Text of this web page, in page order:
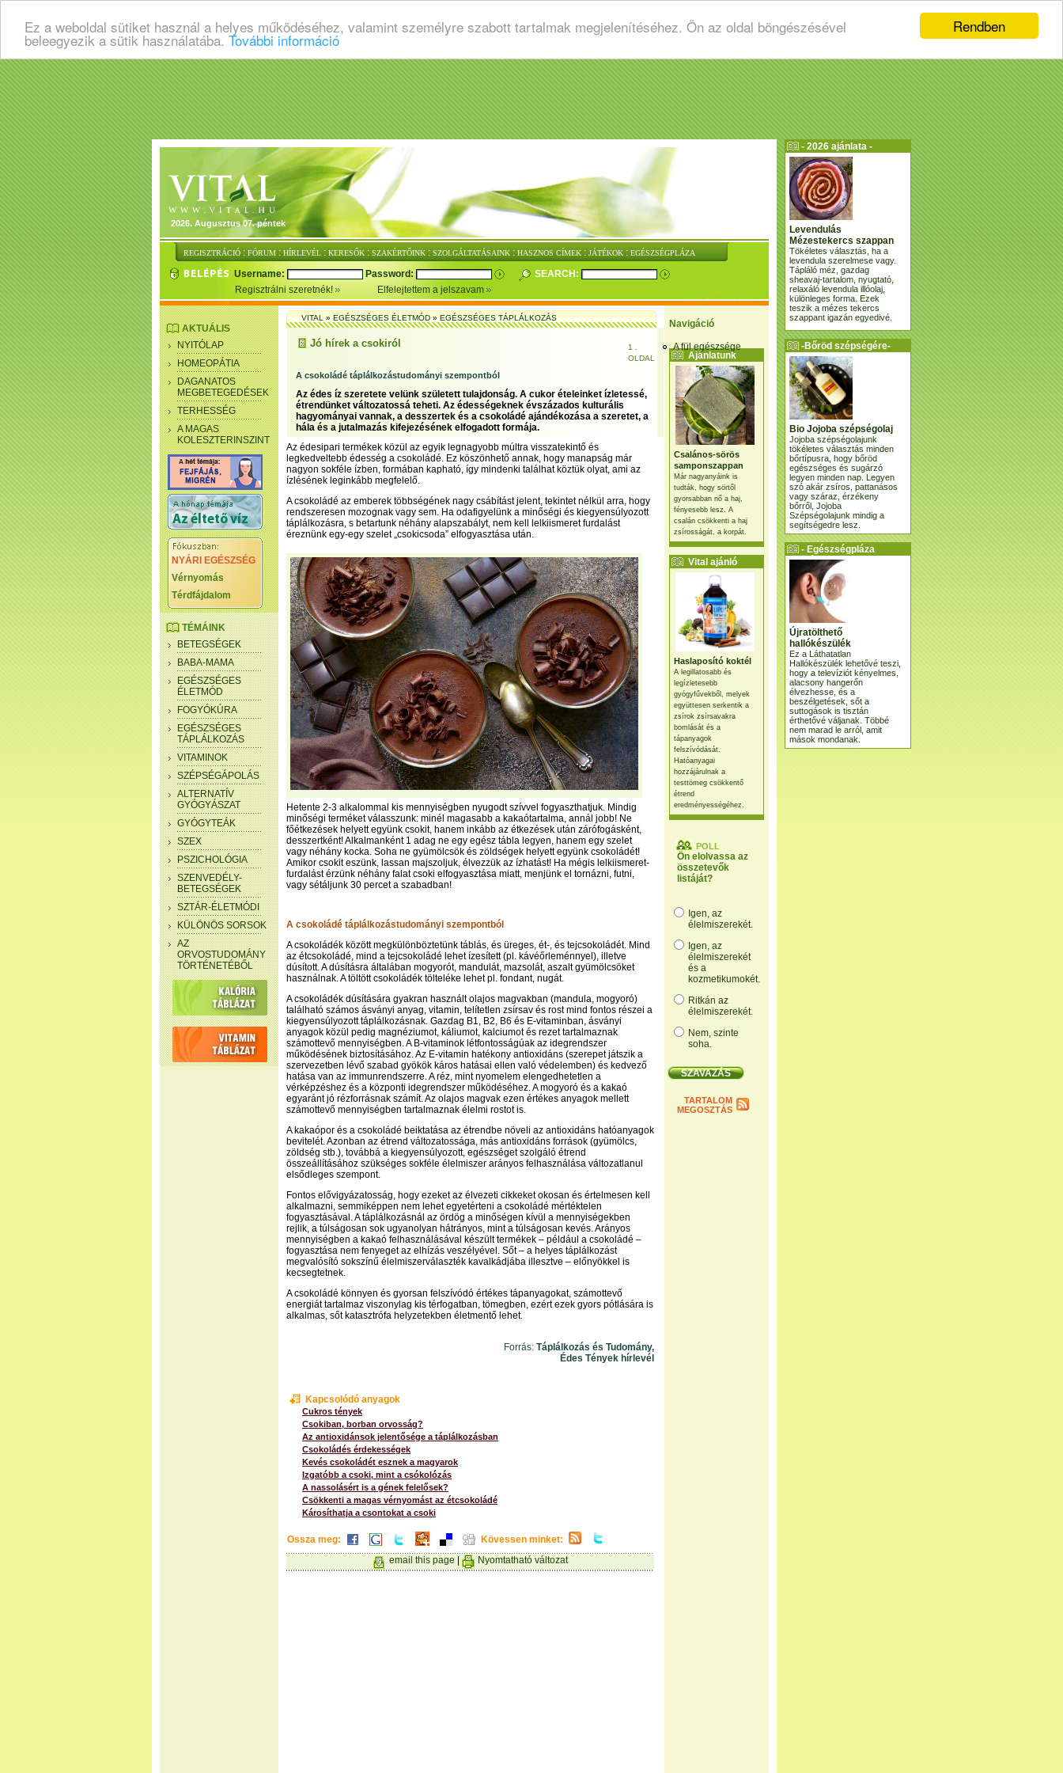
Rendben
Ez a weboldal sütiket használ a helyes működéséhez, valamint személyre szabott tartalmak megjelenítéséhez. Ön az oldal böngészésével
beleegyezik a sütik használatába. További információ
2026. Augusztus 07. péntek
REGISZTRÁCIÓ : FÓRUM : HÍRLEVÉL : KERESŐK : SZAKÉRTŐINK : SZOLGÁLTATÁSAINK : HASZNOS CÍMEK : JÁTÉKOK : EGÉSZSÉGPLÁZA
Username: Password:
SEARCH:
Regisztrálni szeretnék!
Elfelejtettem a jelszavam
Navigáció
A fül egészsége
Ajánlatunk
Csalános-sörös
samponszappan
Már nagyanyáink is
tudták, hogy sörtől
gyorsabban nő a haj,
fényesebb lesz. A
csalán csökkenti a haj
zsírosságát, a korpát.
Vital ajánló
Haslaposító koktél
A legillatosabb és
legízletesebb
gyógyfűvekből, melyek
együttesen serkentik a
zsírok zsírsavakra
bomlását és a
tápanyagok
felszívódását.
Hatóanyagai
hozzájárulnak a
testtömeg csökkentő
étrend
eredményességéhez.
POLL
Ön elolvassa az
összetevők
listáját?
Igen, az
élelmiszerekét.
Igen, az
élelmiszerekét
és a
kozmetikumokét.
Ritkán az
élelmiszerekét.
Nem, szinte
soha.
TARTALOM
MEGOSZTÁS
AKTUÁLIS
NYITÓLAP
HOMEOPÁTIA
DAGANATOS
MEGBETEGEDÉSEK
TERHESSÉG
A MAGAS
KOLESZTERINSZINT
NYÁRI EGÉSZSÉG
Vérnyomás
Térdfájdalom
TÉMÁINK
BETEGSÉGEK
BABA-MAMA
EGÉSZSÉGES
ÉLETMÓD
FOGYÓKÚRA
EGÉSZSÉGES
TÁPLÁLKOZÁS
VITAMINOK
SZÉPSÉGÁPOLÁS
ALTERNATÍV
GYÓGYÁSZAT
GYÓGYTEÁK
SZEX
PSZICHOLÓGIA
SZENVEDÉLY-
BETEGSÉGEK
SZTÁR-ÉLETMÓDI
KÜLÖNÖS SORSOK
AZ
ORVOSTUDOMÁNY
TÖRTÉNETÉBŐL
VITAL»EGÉSZSÉGES ÉLETMÓD»EGÉSZSÉGES TÁPLÁLKOZÁS
Jó hírek a csokiról
1 .
OLDAL
A csokoládé táplálkozástudományi szempontból
Az édes íz szeretete velünk született tulajdonság. A cukor ételeinket ízletessé,
étrendünket változatossá teheti. Az édességeknek évszázados kulturális
hagyományai vannak, a desszertek és a csokoládé ajándékozása a szeretet, a
hála és a jutalmazás kifejezésének elfogadott formája.
Az édesipari termékek közül az egyik legnagyobb múltra visszatekintő és
legkedveltebb édesség a csokoládé. Ez köszönhető annak, hogy manapság már
nagyon sokféle ízben, formában kapható, így mindenki találhat köztük olyat, ami az
ízlésének leginkább megfelelő.
A csokoládé az emberek többségének nagy csábítást jelent, tekintet nélkül arra, hogy
rendszeresen mozognak vagy sem. Ha odafigyelünk a minőségi és kiegyensúlyozott
táplálkozásra, s betartunk néhány alapszabályt, nem kell lelkiismeret furdalást
éreznünk egy-egy szelet „csokicsoda” elfogyasztása után.
Hetente 2-3 alkalommal kis mennyiségben nyugodt szívvel fogyaszthatjuk. Mindig
minőségi terméket válasszunk: minél magasabb a kakaótartalma, annál jobb! Ne
főétkezések helyett együnk csokit, hanem inkább az étkezések után zárófogásként,
desszertként! Alkalmanként 1 adag ne egy egész tábla legyen, hanem egy szelet
vagy néhány kocka. Soha ne gyümölcsök és zöldségek helyett együnk csokoládét!
Amikor csokit eszünk, lassan majszoljuk, élvezzük az ízhatást! Ha mégis lelkiismeret-
furdalást érzünk néhány falat csoki elfogyasztása miatt, menjünk el tornázni, futni,
vagy sétáljunk 30 percet a szabadban!
A csokoládé táplálkozástudományi szempontból
A csokoládék között megkülönböztetünk táblás, és üreges, ét-, és tejcsokoládét. Mind
az étcsokoládé, mind a tejcsokoládé lehet ízesített (pl. kávéőrleménnyel), illetve
dúsított. A dúsításra általában mogyorót, mandulát, mazsolát, aszalt gyümölcsöket
használnak. A töltött csokoládék tölteléke lehet pl. fondant, nugát.
A csokoládék dúsítására gyakran használt olajos magvakban (mandula, mogyoró)
található számos ásványi anyag, vitamin, telítetlen zsírsav és rost mind fontos részei a
kiegyensúlyozott táplálkozásnak. Gazdag B1, B2, B6 és E-vitaminban, ásványi
anyagok közül pedig magnéziumot, káliumot, kalciumot és rezet tartalmaznak
számottevő mennyiségben. A B-vitaminok létfontosságúak az idegrendszer
működésének biztosításához. Az E-vitamin hatékony antioxidáns (szerepet játszik a
szervezetben lévő szabad gyökök káros hatásai ellen való védelemben) és kedvező
hatása van az immunrendszerre. A réz, mint nyomelem elengedhetetlen a
vérképzéshez és a központi idegrendszer működéséhez. A mogyoró és a kakaó
egyaránt jó rézforrásnak számít. Az olajos magvak ezen értékes anyagok mellett
számottevő mennyiségben tartalmaznak élelmi rostot is.
A kakaópor és a csokoládé beiktatása az étrendbe növeli az antioxidáns hatóanyagok
bevitelét. Azonban az étrend változatossága, más antioxidáns források (gyümölcs,
zöldség stb.), továbbá a kiegyensúlyozott, egészséget szolgáló étrend
összeállításához szükséges sokféle élelmiszer arányos felhasználása változatlanul
elsődleges szempont.
Fontos elővigyázatosság, hogy ezeket az élvezeti cikkeket okosan és értelmesen kell
alkalmazni, semmiképpen nem lehet egyetérteni a csokoládé mértéktelen
fogyasztásával. A táplálkozásnál az ördög a minőségen kívül a mennyiségekben
rejlik, a túlságosan sok ugyanolyan hátrányos, mint a túlságosan kevés. Arányos
mennyiségben a kakaó felhasználásával készült termékek – például a csokoládé –
fogyasztása nem fenyeget az elhízás veszélyével. Sőt – a helyes táplálkozást
megvalósító sokszínű élelmiszerválaszték kavalkádjába illesztve – előnyökkel is
kecsegtetnek.
A csokoládé könnyen és gyorsan felszívódó értékes tápanyagokat, számottevő
energiát tartalmaz viszonylag kis térfogatban, tömegben, ezért ezek gyors pótlására is
alkalmas, sőt katasztrófa helyzetekben életmentő lehet.
Forrás: Táplálkozás és Tudomány,
Édes Tények hírlevél
Kapcsolódó anyagok
Cukros tények
Csokiban, borban orvosság?
Az antioxidánsok jelentősége a táplálkozásban
Csokoládés érdekességek
Kevés csokoládét esznek a magyarok
Izgatóbb a csoki, mint a csókolózás
A nassolásért is a gének felelősek?
Csökkenti a magas vérnyomást az étcsokoládé
Károsíthatja a csontokat a csoki
Ossza meg:
Kövessen minket:
email this page| Nyomtatható változat
- 2026 ajánlata -
Levendulás
Mézestekercs szappan
Tökéletes választás, ha a
levendula szerelmese vagy.
Tápláló méz, gazdag
sheavaj-tartalom, nyugtató,
relaxáló levendula illóolaj,
különleges forma. Ezek
teszik a mézes tekercs
szappant igazán egyedivé.
-Bőröd szépségére-
Bio Jojoba szépségolaj
Jojoba szépségolajunk
tökéletes választás minden
bőrtípusra, hogy bőröd
egészséges és sugárzó
legyen minden nap. Legyen
szó akár zsíros, pattanásos
vagy száraz, érzékeny
bőrről, Jojoba
Szépségolajunk mindig a
segítségedre lesz.
- Egészségpláza
ajánlatunk -
Újratölthető
hallókészülék
Ez a Láthatatlan
Hallókészülék lehetővé teszi,
hogy a televíziót kényelmes,
alacsony hangerőn
élvezhesse, és a
beszélgetések, sőt a
suttogások is tisztán
érthetővé váljanak. Többé
nem marad le arról, amit
mások mondanak.